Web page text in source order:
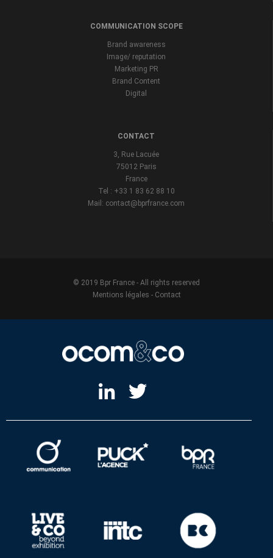
COMMUNICATION SCOPE
Brand awareness
Image/ reputation
Marketing PR
Brand Content
Digital
CONTACT
3, Rue Lacuée
75012 Paris
France
Tel : +33 1 83 62 88 10
Mail: contact@bprfrance.com
© 2019 Bpr France - All rights reserved
Mentions légales - Contact